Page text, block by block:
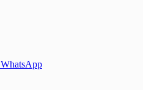
WhatsApp